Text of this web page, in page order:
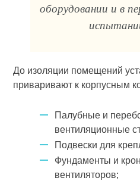
оборудовании и в
До изоляции помещений
приваривают к корпусным
Палубные и
вентиляционные
Подвески для
Фундаменты и
вентиляторов;